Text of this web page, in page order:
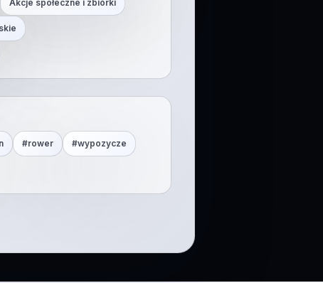
Akcje społeczne i zbiórki
#rower #wypozycze